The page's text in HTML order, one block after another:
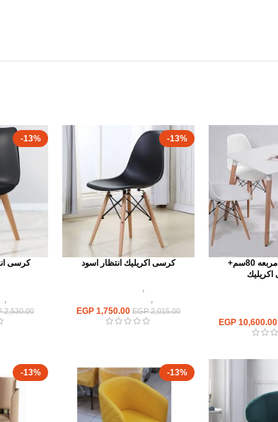
طقم ترابيزه مربعه 80سم+
EGP10,600.00
-13%
كرسى اكريليك انتظار اسود
كراسى,
وكافيهات,
EGP2,015.00
EGP 1,750.00
-13%
كرسى
وكافيهات,
2,530.00
-13%
-13%